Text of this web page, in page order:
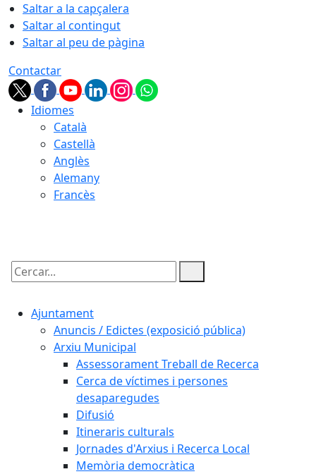
Saltar a la capçalera
Saltar al contingut
Saltar al peu de pàgina
Contactar
Idiomes
Català
Castellà
Anglès
Alemany
Francès
Cercar:
Ajuntament
Anuncis / Edictes (exposició pública)
Arxiu Municipal
Assessorament Treball de Recerca
Cerca de víctimes i persones
desaparegudes
Difusió
Itineraris culturals
Jornades d'Arxius i Recerca Local
Memòria democràtica